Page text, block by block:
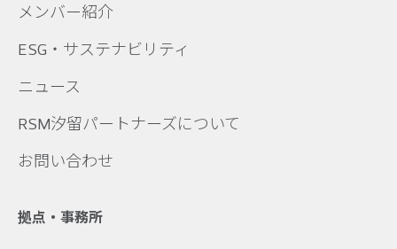
メンバー紹介
ESG・サステナビリティ
ニュース
RSM汐留パートナーズについて
お問い合わせ
拠点・事務所